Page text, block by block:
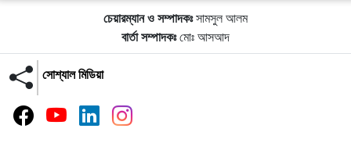
চেয়ারম্যান ও সম্পাদকঃসামসুল আলম
বার্তা সম্পাদকঃমোঃ আসআদ
সোশ্যাল মিডিয়া